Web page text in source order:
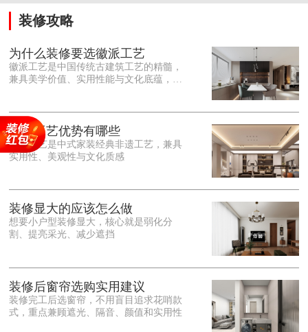
装修攻略
为什么装修要选徽派工艺
徽派工艺是中国传统古建筑工艺的精髓，
兼具美学价值、实用性能与文化底蕴，优
雕细琢的砖、木、石雕为特色，线条古朴
大气，意境悠远，自带东方中式雅致韵
味，耐看且不易过时。<o:p></o:p> 在工
艺品质上，徽派工艺遵循古法匠心工序，
保耐用，抗风化、耐腐蚀，使用
徽派工艺优势有哪些
徽派工艺是中式家装经典非遗工艺，兼具
实用性、美观性与文化质感
装修显大的应该怎么做
想要小户型装修显大，核心就是弱化分
割、提亮采光、减少遮挡
装修后窗帘选购实用建议
装修完工后选窗帘，不用盲目追求花哨款
式，重点兼顾遮光、隔音、颜值和实用性